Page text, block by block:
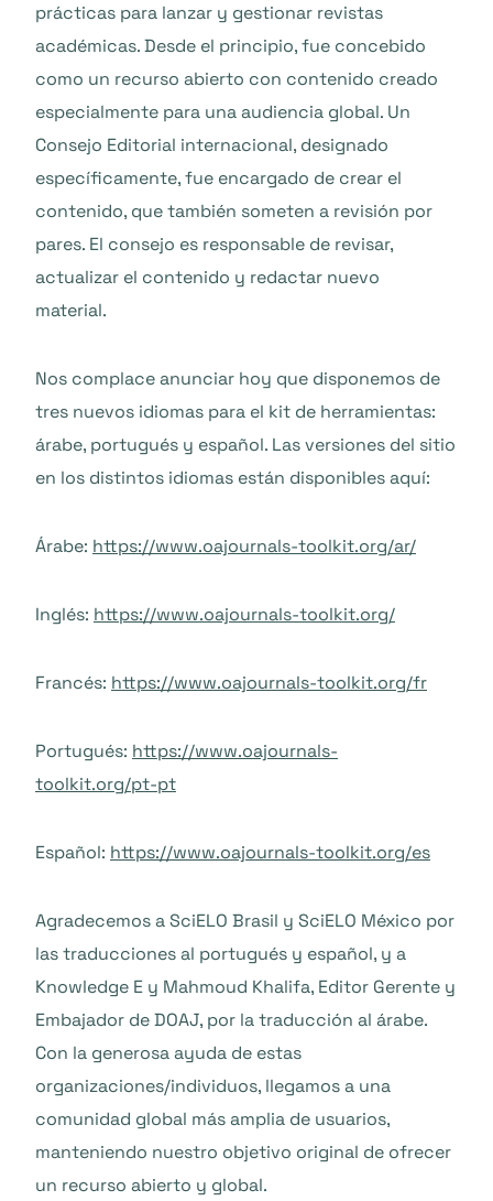
prácticas para lanzar y gestionar revistas
académicas. Desde el principio, fue concebido
como un recurso abierto con contenido creado
especialmente para una audiencia global. Un
Consejo Editorial internacional, designado
específicamente, fue encargado de crear el
contenido, que también someten a revisión por
pares. El consejo es responsable de revisar,
actualizar el contenido y redactar nuevo
material.
Nos complace anunciar hoy que disponemos de
tres nuevos idiomas para el kit de herramientas:
árabe, portugués y español. Las versiones del sitio
en los distintos idiomas están disponibles aquí:
Árabe: https://www.oajournals-toolkit.org/ar/
Inglés: https://www.oajournals-toolkit.org/
Francés: https://www.oajournals-toolkit.org/fr
Portugués: https://www.oajournals-
toolkit.org/pt-pt
Español: https://www.oajournals-toolkit.org/es
Agradecemos a SciELO Brasil y SciELO México por
las traducciones al portugués y español, y a
Knowledge E y Mahmoud Khalifa, Editor Gerente y
Embajador de DOAJ, por la traducción al árabe.
Con la generosa ayuda de estas
organizaciones/individuos, llegamos a una
comunidad global más amplia de usuarios,
manteniendo nuestro objetivo original de ofrecer
un recurso abierto y global.